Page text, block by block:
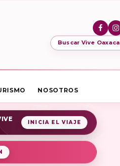
Buscar Vive Oaxaca
NOSOTROS
INICIA EL VIAJE